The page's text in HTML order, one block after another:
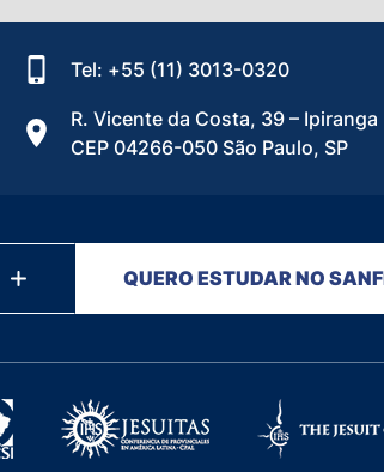
Tel: +55 (11) 3013-0320
R. Vicente da Costa, 39 – Ipiranga
CEP 04266-050 São Paulo, SP
QUERO ESTUDAR NO